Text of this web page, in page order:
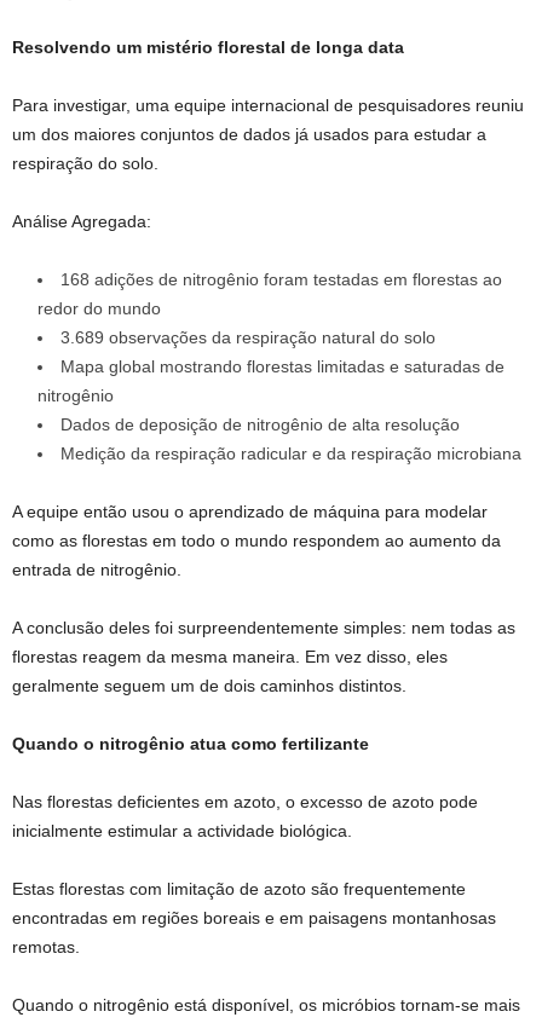
Resolvendo um mistério florestal de longa data
Para investigar, uma equipe internacional de pesquisadores reuniu
um dos maiores conjuntos de dados já usados ​​para estudar a
respiração do solo.
Análise Agregada:
168 adições de nitrogênio foram testadas em florestas ao
redor do mundo
3.689 observações da respiração natural do solo
Mapa global mostrando florestas limitadas e saturadas de
nitrogênio
Dados de deposição de nitrogênio de alta resolução
Medição da respiração radicular e da respiração microbiana
A equipe então usou o aprendizado de máquina para modelar
como as florestas em todo o mundo respondem ao aumento da
entrada de nitrogênio.
A conclusão deles foi surpreendentemente simples: nem todas as
florestas reagem da mesma maneira. Em vez disso, eles
geralmente seguem um de dois caminhos distintos.
Quando o nitrogênio atua como fertilizante
Nas florestas deficientes em azoto, o excesso de azoto pode
inicialmente estimular a actividade biológica.
Estas florestas com limitação de azoto são frequentemente
encontradas em regiões boreais e em paisagens montanhosas
remotas.
Quando o nitrogênio está disponível, os micróbios tornam-se mais